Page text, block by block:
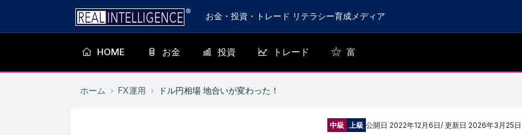
お金・投資・トレード リテラシー育成メディア
HOME お金 投資 トレード 富
ホーム › FX運用 › ドル円相場 地合いが変わった！
中級 上級 公開日 2022年12月6日/ 更新日 2026年3月25日